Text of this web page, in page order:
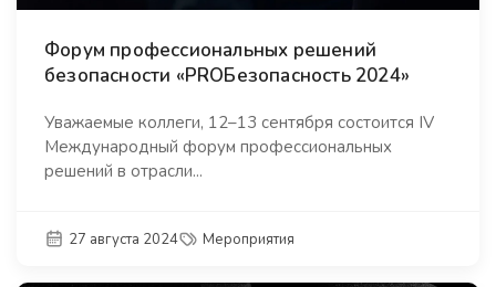
Форум профессиональных решений
безопасности «PROБезопасность 2024»
Уважаемые коллеги, 12–13 сентября состоится IV
Международный форум профессиональных
решений в отрасли...
27 августа 2024 Мероприятия